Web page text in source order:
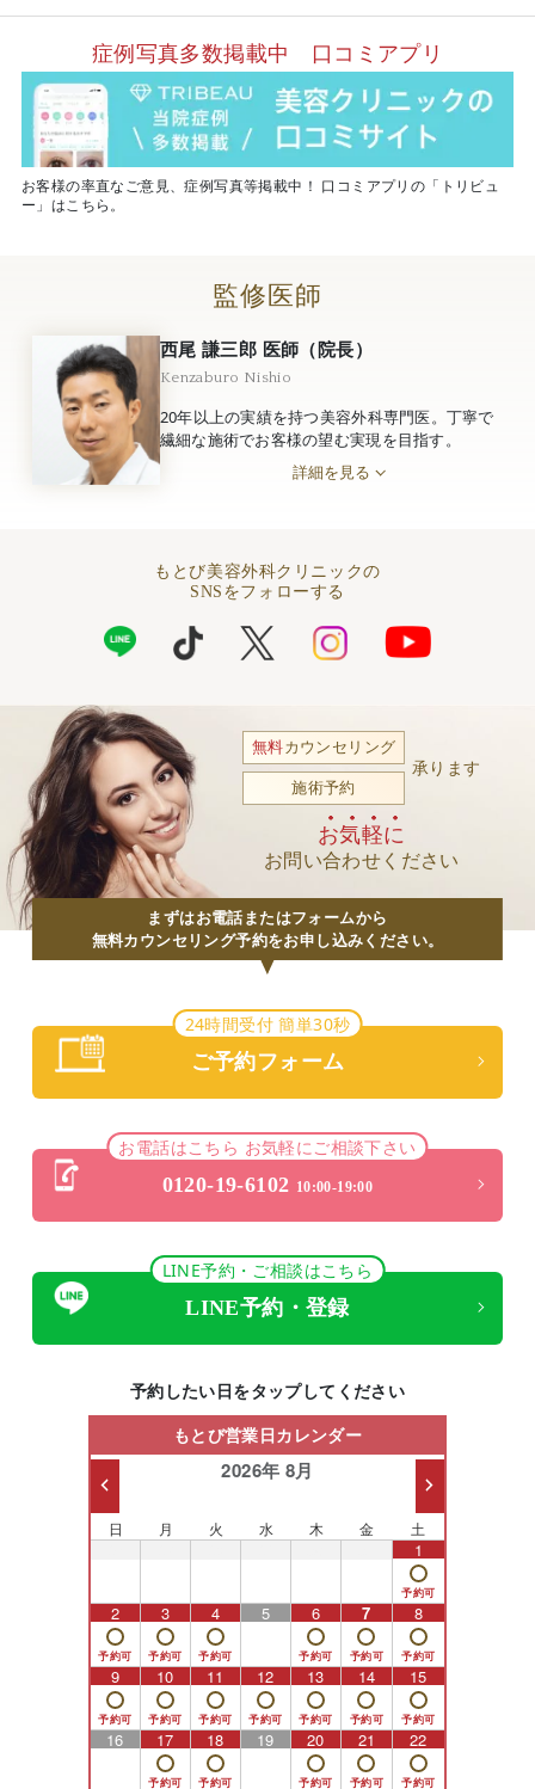
症例写真多数掲載中 口コミアプリ
お客様の率直なご意見、症例写真等掲載中！ 口コミアプリの「トリビュ
ー」はこちら。
監修医師
西尾 謙三郎 医師（院長）
Kenzaburo Nishio
20年以上の実績を持つ美容外科専門医。丁寧で
繊細な施術でお客様の望む実現を目指す。
詳細を見る
もとび美容外科クリニックの
SNSをフォローする
無料カウンセリング
施術予約
承ります
お気軽に
お問い合わせください
まずはお電話またはフォームから
無料カウンセリング予約をお申し込みください。
24時間受付 簡単30秒
ご予約フォーム
お電話はこちら お気軽にご相談下さい
0120-19-6102 10:00-19:00
LINE予約・ご相談はこちら
LINE予約・登録
予約したい日をタップしてください
もとび営業日カレンダー
2026年 8月
日 月 火 水 木 金 土
1
2 3 4 5 6 7 8
9 10 11 12 13 14 15
16 17 18 19 20 21 22